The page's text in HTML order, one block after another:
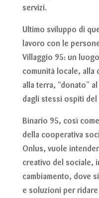
servizi.
Ultimo sviluppo di
lavoro con le
Villaggio 95: un
comunità locale, alla
alla terra, “donato”
dagli stessi ospiti del
Binario 95, così
della cooperativa
Onlus, vuole
creativo del sociale,
cambiamento, dove
e soluzioni per